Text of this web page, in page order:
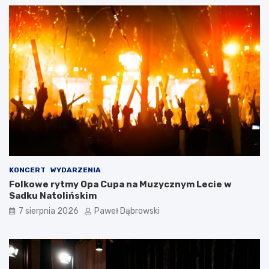
g
i
e
l
s
k
i
m
d
l
a
i
e
c
i
m
o
d
z
KONCERT WYDARZENIA
Folkowe rytmy Opa Cupa na Muzycznym Lecie w
Sadku Natolińskim
7 sierpnia 2026 Paweł Dąbrowski